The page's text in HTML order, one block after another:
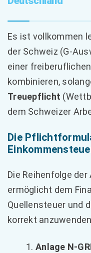
Es ist vollkommen
der Schweiz (G-
einer
kombinieren,
Treuepflicht
dem Schweizer
Die
Die Reihenfolge
ermöglicht dem
Quellensteuer und
korrekt
Anlage N-